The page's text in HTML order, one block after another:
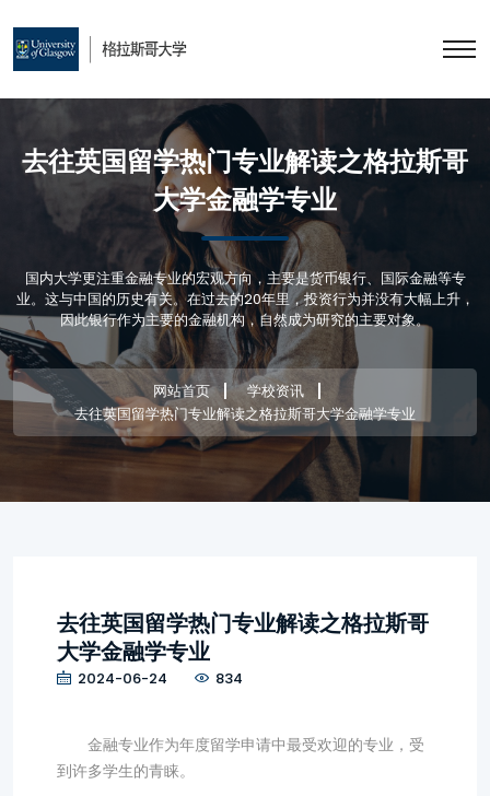
去往英国留学热门专业解读之格拉斯哥
大学金融学专业
国内大学更注重金融专业的宏观方向，主要是货币银行、国际金融等专
业。这与中国的历史有关。在过去的20年里，投资行为并没有大幅上升，
因此银行作为主要的金融机构，自然成为研究的主要对象。
网站首页
学校资讯
去往英国留学热门专业解读之格拉斯哥大学金融学专业
去往英国留学热门专业解读之格拉斯哥
大学金融学专业
2024-06-24 834
金融专业作为年度留学申请中最受欢迎的专业，受
到许多学生的青睐。